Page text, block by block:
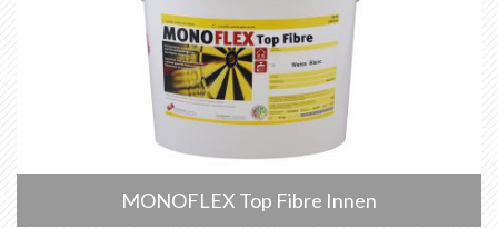
MONOFLEX Top Fibre Innen